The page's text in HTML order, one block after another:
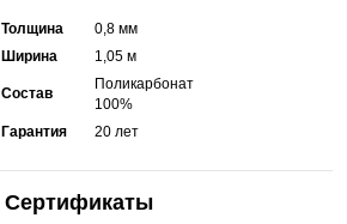
Толщина
0,8 мм
Ширина
1,05 м
Состав
Поликарбонат
100%
Гарантия
20 лет
Сертификаты